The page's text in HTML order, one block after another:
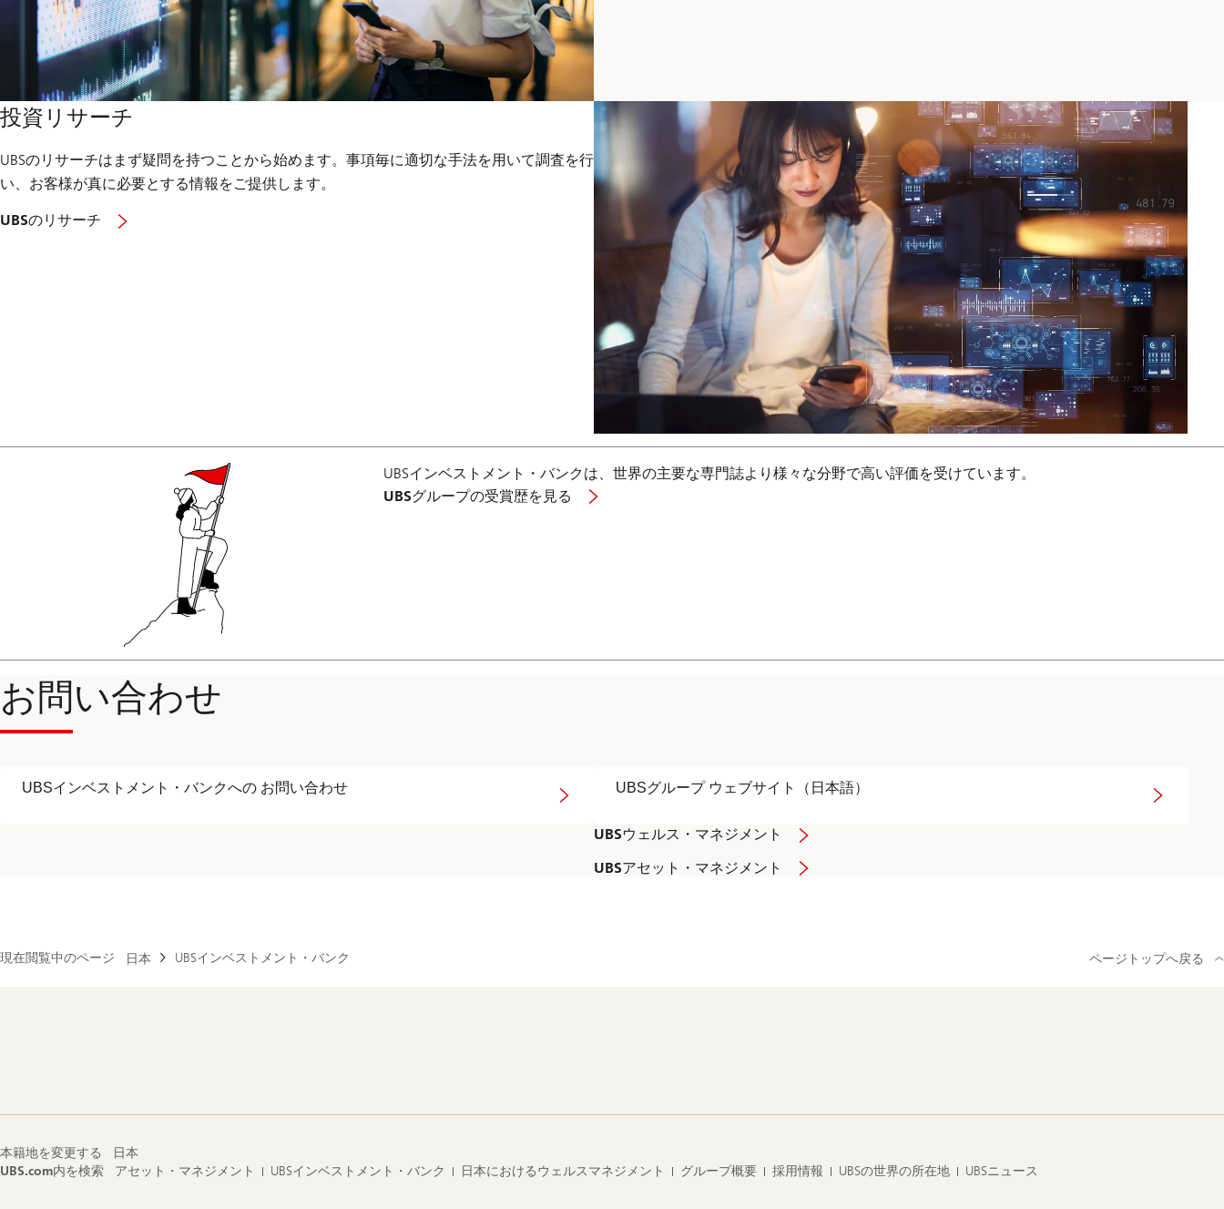
投資リサーチ
UBSのリサーチはまず疑問を持つことから始めます。事項毎に適切な手法を用いて調査を行
い、お客様が真に必要とする情報をご提供します。
UBSのリサーチ
UBSインベストメント・バンクは、世界の主要な専門誌より様々な分野で高い評価を受けています。
UBSグループの受賞歴を見る
お問い合わせ
UBSインベストメント・バンクへの お問い合わせ UBSグループ ウェブサイト（日本語）
UBSウェルス・マネジメント
UBSアセット・マネジメント
現在閲覧中のページ 日本 UBSインベストメント・バンク ページトップへ戻る
本籍地を変更する
日本
UBS.com内を検索
アセット・マネジメント UBSインベストメント・バンク 日本におけるウェルスマネジメント グループ概要 採用情報 UBSの世界の所在地 UBSニュース